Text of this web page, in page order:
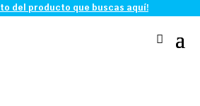
del producto que buscas aquí!